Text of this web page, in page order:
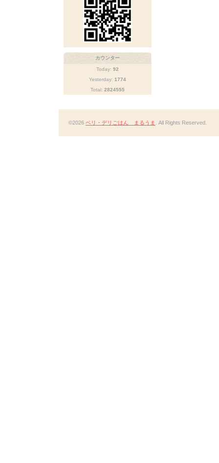
カウンター
Today: 92
Yesterday: 1774
Total: 2824555
©2026 ベリ・デリごはん まるうま . All Rights Reserved.